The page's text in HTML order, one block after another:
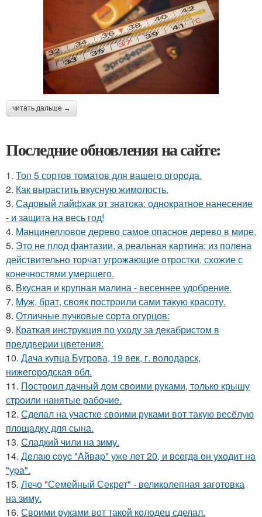
читать дальше →
Последние обновления на сайте:
1. Топ 5 сортов томатов для вашего огорода.
2. Как вырастить вкусную жимолость.
3. Садовый лайфхак от знатока: однократное нанесение
- и защита на весь год!
4. Манцинелловое дерево самое опасное дерево в мире.
5. Это не плод фантазии, а реальная картина: из полена
действительно торчат угрожающие отростки, схожие с
конечностями умершего.
6. Вкусная и крупная малина - весеннее удобрение.
7. Муж, брат, свояк построили сами такую красоту.
8. Отличные пучковые сорта огурцов:
9. Краткая инструкция по уходу за декабристом в
преддверии цветения:
10. Дача купца Бугрова, 19 век, г. володарск,
нижегородская обл.
11. Построил дачный дом своими руками, только крышу
строили нанятые рабочие.
12. Сделал на участке своими руками вот такую весёлую
площадку для сына.
13. Сладкий чили на зиму.
14. Дeлaю coуc "Aйвap" ужe лeт 20, и вceгдa oн уxoдит нa
"уpa".
15. Лечо "Семейный Секрет" - великолепная заготовка
на зиму.
16. Своими руками вот такой колодец сделал.